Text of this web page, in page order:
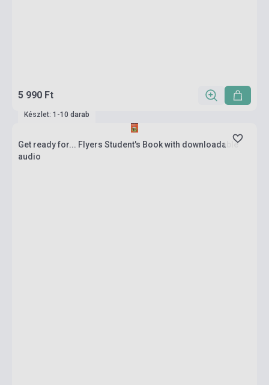
5 990 Ft
Készlet: 1-10 darab
Get ready for... Flyers Student's Book with downloadable
audio